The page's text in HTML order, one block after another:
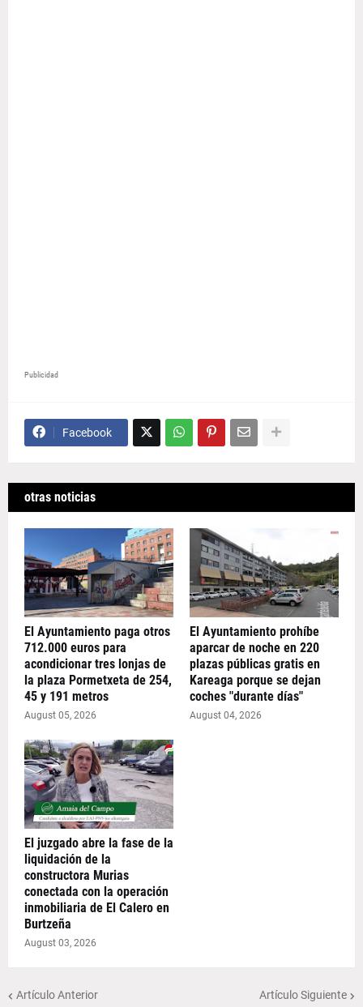
Publicidad
Facebook
otras noticias
El Ayuntamiento paga otros
712.000 euros para
acondicionar tres lonjas de
la plaza Pormetxeta de 254,
45 y 191 metros
August 05, 2026
El Ayuntamiento prohíbe
aparcar de noche en 220
plazas públicas gratis en
Kareaga porque se dejan
coches "durante días"
August 04, 2026
El juzgado abre la fase de la
liquidación de la
constructora Murias
conectada con la operación
inmobiliaria de El Calero en
Burtzeña
August 03, 2026
Artículo Anterior Artículo Siguiente